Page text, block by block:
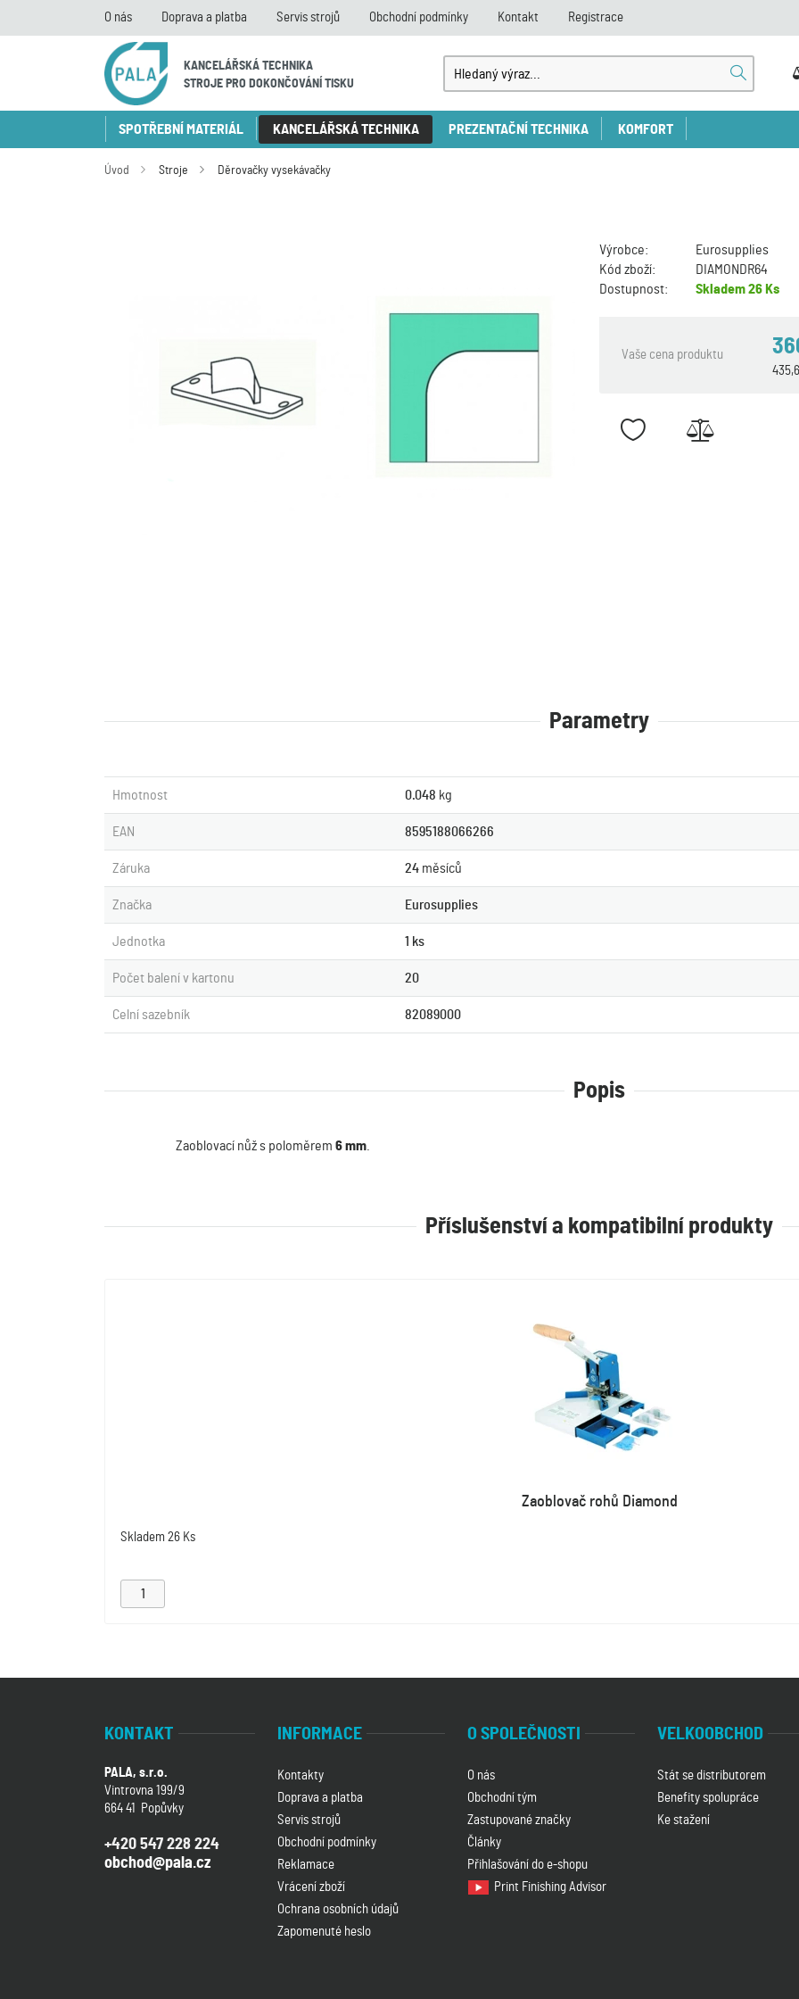
O nás Doprava a platba Servis strojů Obchodní podmínky Kontakt Registrace
KANCELÁŘSKÁ TECHNIKA
STROJE PRO DOKONČOVÁNÍ TISKU
SPOTŘEBNÍ MATERIÁL KANCELÁŘSKÁ TECHNIKA PREZENTAČNÍ TECHNIKA KOMFORT
Úvod Stroje Děrovačky vysekávačky
Výrobce:
Eurosupplies
Kód zboží:
DIAMONDR64
Dostupnost:
Skladem26 Ks
Vaše cena produktu
Parametry
Hmotnost 0.048 kg
EAN 8595188066266
Záruka 24 měsíců
Značka Eurosupplies
Jednotka 1 ks
Počet balení v kartonu 20
Celní sazebník 82089000
Popis
Zaoblovací nůž s poloměrem 6 mm
Příslušenství a kompatibilní produkty
Zaoblovač rohů Diamond
Skladem 26 Ks
KONTAKT
PALA, s.r.o.
Vintrovna 199/9
664 41 Popůvky
+420 547 228 224
obchod@pala.cz
INFORMACE
Kontakty
Doprava a platba
Servis strojů
Obchodní podmínky
Reklamace
Vrácení zboží
Ochrana osobních údajů
Zapomenuté heslo
O SPOLEČNOSTI
O nás
Obchodní tým
Zastupované značky
Články
Přihlašování do e-shopu
Print Finishing Advisor
VELKOOBCHOD
Stát se distributorem
Benefity spolupráce
Ke stažení